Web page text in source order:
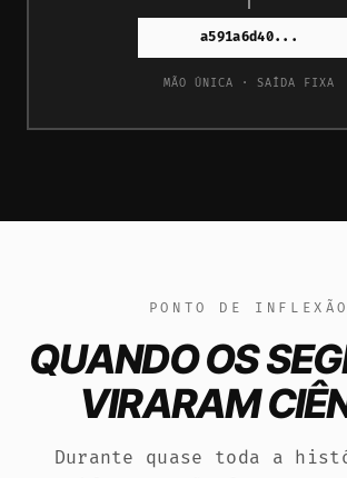
a591a6d40...
MÃO ÚNICA · SAÍDA FIXA
PONTO DE INFLEXÃO
QUANDO OS
VIRARAM
Durante quase toda a